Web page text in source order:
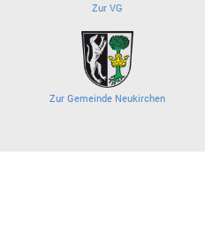
Zur VG
Zur Gemeinde Neukirchen